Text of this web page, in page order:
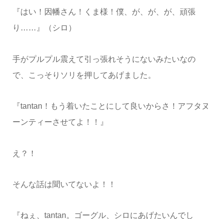
『はい！因幡さん！くま様！僕、が、が、が、頑張
り……』（シロ）
手がプルプル震えて引っ張れそうにないみたいなの
で、こっそりソリを押してあげました。
『tantan！もう着いたことにして良いからさ！アフタヌ
ーンティーさせてよ！！』
え？！
そんな話は聞いてないよ！！
『ねぇ、tantan。ゴーグル、シロにあげたいんでし